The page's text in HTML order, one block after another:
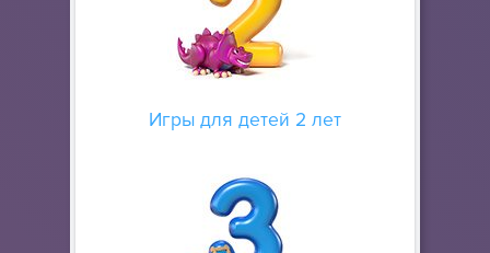
Игры для детей 2 лет